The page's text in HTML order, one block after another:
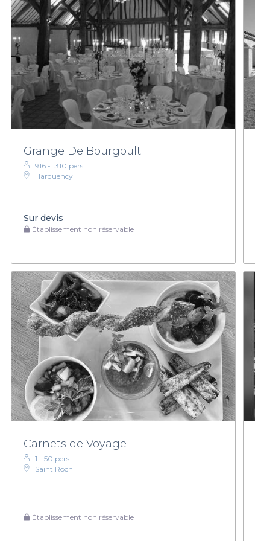
Grange De Bourgoult
916 - 1310 pers.
Harquency
Sur devis
Établissement non réservable
Carnets de Voyage
1 - 50 pers.
Saint Roch
Établissement non réservable